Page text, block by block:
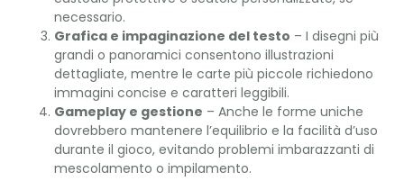
necessario.
Grafica e impaginazione del testo – I disegni più
grandi o panoramici consentono illustrazioni
dettagliate, mentre le carte più piccole richiedono
immagini concise e caratteri leggibili.
Gameplay e gestione – Anche le forme uniche
dovrebbero mantenere l’equilibrio e la facilità d’uso
durante il gioco, evitando problemi imbarazzanti di
mescolamento o impilamento.